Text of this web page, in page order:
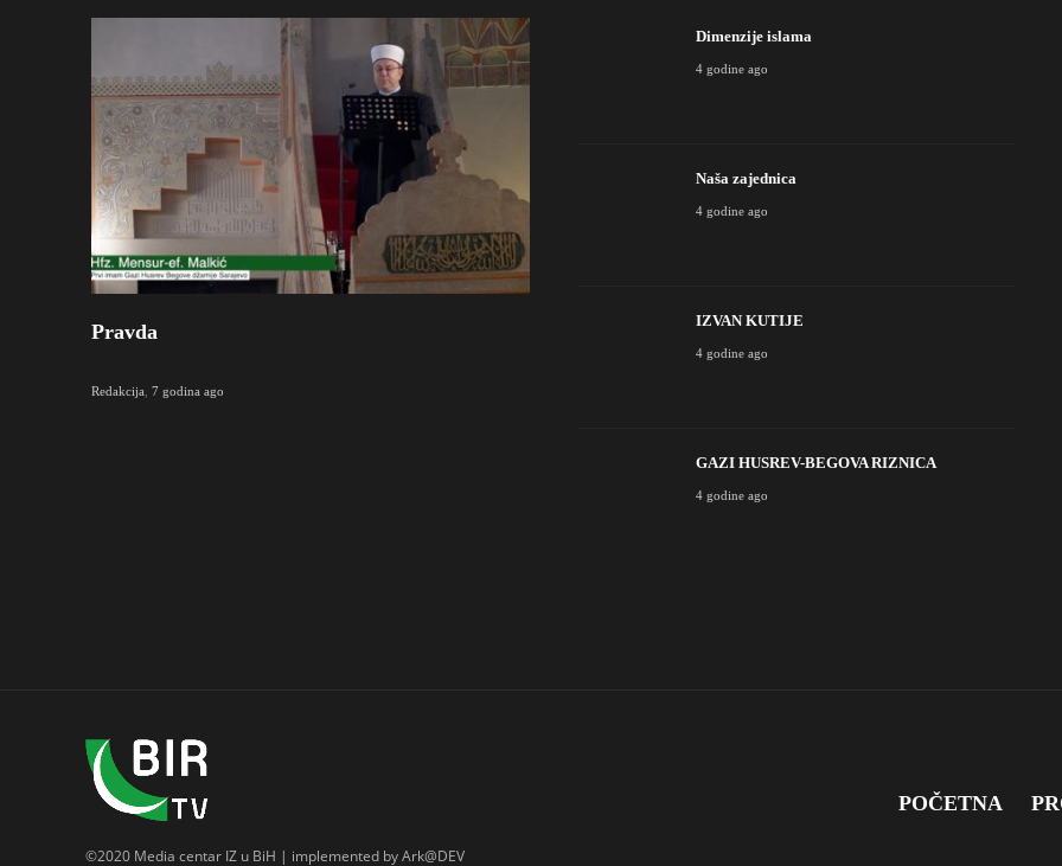
Pravda
Redakcija, 7 godina ago
Dimenzije islama
4 godine ago
Naša zajednica
4 godine ago
IZVAN KUTIJE
4 godine ago
GAZI HUSREV-BEGOVA RIZNICA
4 godine ago
©2020 Media centar IZ u BiH | implemented by Ark@DEV
POČETNA